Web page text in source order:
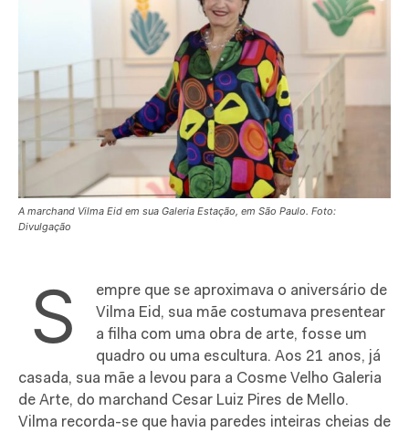
A marchand Vilma Eid em sua Galeria Estação, em São Paulo. Foto:
Divulgação
S
empre que se aproximava o aniversário de
Vilma Eid, sua mãe costumava presentear
a filha com uma obra de arte, fosse um
quadro ou uma escultura. Aos 21 anos, já
casada, sua mãe a levou para a Cosme Velho Galeria
de Arte, do marchand Cesar Luiz Pires de Mello.
Vilma recorda-se que havia paredes inteiras cheias de